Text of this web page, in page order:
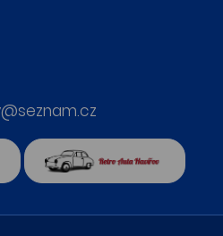
Retro auta Havířov